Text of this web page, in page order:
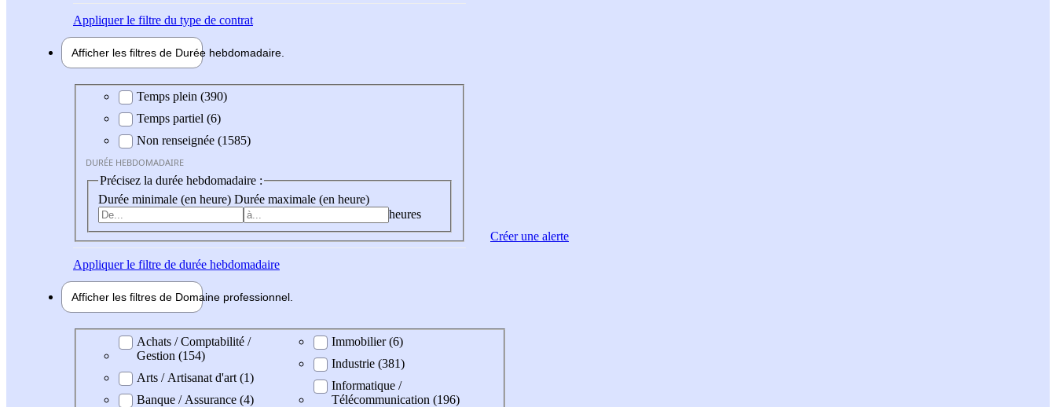
Appliquerle filtre du type de contrat
Afficher les filtres de Durée hebdomadaire
Durée hebdomadaire
Temps plein (390)
Temps partiel (6)
Non renseignée (1585)
DURÉE HEBDOMADAIRE
Précisez la durée hebdomadaire :
Durée minimale (en heure) Durée maximale (en heure)
heures
Appliquerle filtre de durée hebdomadaire
Afficher les filtres de Domaine professionnel
Domaine professionel
Achats / Comptabilité /
Gestion (154)
Arts / Artisanat d'art (1)
Banque / Assurance (4)
Immobilier (6)
Industrie (381)
Informatique /
Télécommunication (196)
Créer une alerte